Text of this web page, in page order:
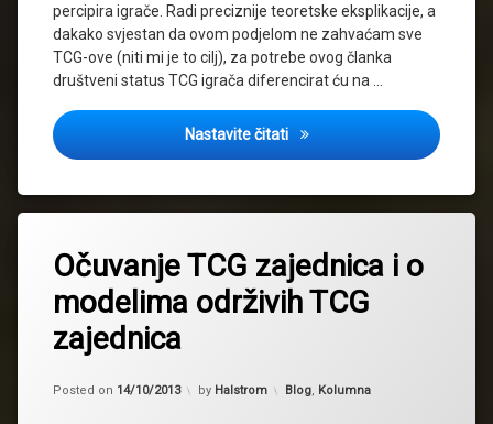
percipira igrače. Radi preciznije teoretske eksplikacije, a
dakako svjestan da ovom podjelom ne zahvaćam sve
TCG-ove (niti mi je to cilj), za potrebe ovog članka
društveni status TCG igrača diferencirat ću na …
Nastavite čitati Stigma igrača YGO-a i o
Očuvanje TCG zajednica i o
modelima održivih TCG
zajednica
Posted on 14/10/2013
Updated on 24/11/2013
by Halstrom Kategorije:
Blog, Kolumna